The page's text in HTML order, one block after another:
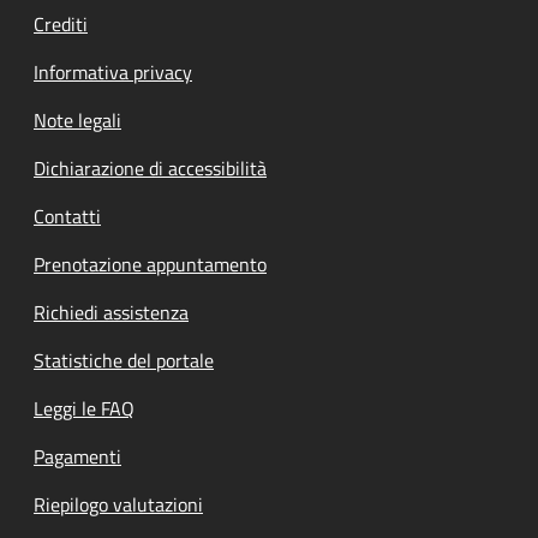
Crediti
Informativa privacy
Note legali
Dichiarazione di accessibilità
Contatti
Prenotazione appuntamento
Richiedi assistenza
Statistiche del portale
Leggi le FAQ
Pagamenti
Riepilogo valutazioni